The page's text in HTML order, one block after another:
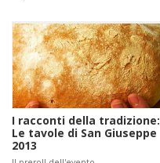
I racconti della tradizione:
Le tavole di San Giuseppe
2013